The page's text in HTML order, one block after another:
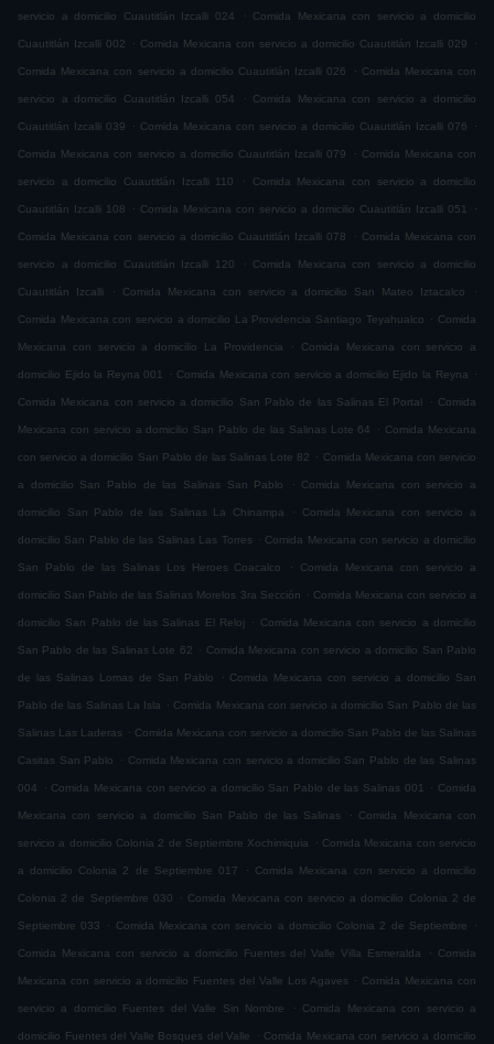
servicio a domicilio Cuautitlán Izcalli 024 . Comida Mexicana con servicio a domicilio
Cuautitlán Izcalli 002 . Comida Mexicana con servicio a domicilio Cuautitlán Izcalli 029 .
Comida Mexicana con servicio a domicilio Cuautitlán Izcalli 026 . Comida Mexicana con
servicio a domicilio Cuautitlán Izcalli 054 . Comida Mexicana con servicio a domicilio
Cuautitlán Izcalli 039 . Comida Mexicana con servicio a domicilio Cuautitlán Izcalli 076 .
Comida Mexicana con servicio a domicilio Cuautitlán Izcalli 079 . Comida Mexicana con
servicio a domicilio Cuautitlán Izcalli 110 . Comida Mexicana con servicio a domicilio
Cuautitlán Izcalli 108 . Comida Mexicana con servicio a domicilio Cuautitlán Izcalli 051 .
Comida Mexicana con servicio a domicilio Cuautitlán Izcalli 078 . Comida Mexicana con
servicio a domicilio Cuautitlán Izcalli 120 . Comida Mexicana con servicio a domicilio
Cuautitlán Izcalli . Comida Mexicana con servicio a domicilio San Mateo Iztacalco .
Comida Mexicana con servicio a domicilio La Providencia Santiago Teyahualco . Comida
Mexicana con servicio a domicilio La Providencia . Comida Mexicana con servicio a
domicilio Ejido la Reyna 001 . Comida Mexicana con servicio a domicilio Ejido la Reyna .
Comida Mexicana con servicio a domicilio San Pablo de las Salinas El Portal . Comida
Mexicana con servicio a domicilio San Pablo de las Salinas Lote 64 . Comida Mexicana
con servicio a domicilio San Pablo de las Salinas Lote 82 . Comida Mexicana con servicio
a domicilio San Pablo de las Salinas San Pablo . Comida Mexicana con servicio a
domicilio San Pablo de las Salinas La Chinampa . Comida Mexicana con servicio a
domicilio San Pablo de las Salinas Las Torres . Comida Mexicana con servicio a domicilio
San Pablo de las Salinas Los Heroes Coacalco . Comida Mexicana con servicio a
domicilio San Pablo de las Salinas Morelos 3ra Sección . Comida Mexicana con servicio a
domicilio San Pablo de las Salinas El Reloj . Comida Mexicana con servicio a domicilio
San Pablo de las Salinas Lote 62 . Comida Mexicana con servicio a domicilio San Pablo
de las Salinas Lomas de San Pablo . Comida Mexicana con servicio a domicilio San
Pablo de las Salinas La Isla . Comida Mexicana con servicio a domicilio San Pablo de las
Salinas Las Laderas . Comida Mexicana con servicio a domicilio San Pablo de las Salinas
Casitas San Pablo . Comida Mexicana con servicio a domicilio San Pablo de las Salinas
004 . Comida Mexicana con servicio a domicilio San Pablo de las Salinas 001 . Comida
Mexicana con servicio a domicilio San Pablo de las Salinas . Comida Mexicana con
servicio a domicilio Colonia 2 de Septiembre Xochimiquia . Comida Mexicana con servicio
a domicilio Colonia 2 de Septiembre 017 . Comida Mexicana con servicio a domicilio
Colonia 2 de Septiembre 030 . Comida Mexicana con servicio a domicilio Colonia 2 de
Septiembre 033 . Comida Mexicana con servicio a domicilio Colonia 2 de Septiembre .
Comida Mexicana con servicio a domicilio Fuentes del Valle Villa Esmeralda . Comida
Mexicana con servicio a domicilio Fuentes del Valle Los Agaves . Comida Mexicana con
servicio a domicilio Fuentes del Valle Sin Nombre . Comida Mexicana con servicio a
domicilio Fuentes del Valle Bosques del Valle . Comida Mexicana con servicio a domicilio